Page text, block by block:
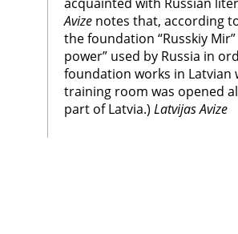
Avize notes that, according
the foundation “Russkiy
power” used by Russia in
foundation works in Latvian
training room was opened
part of Latvia.) Latvijas Avize